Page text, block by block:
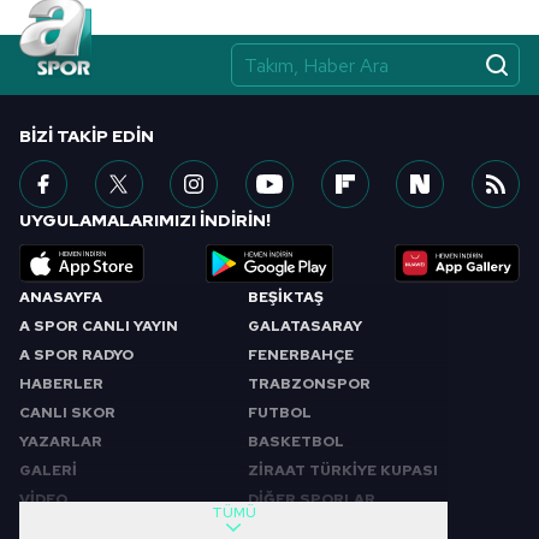
Çerezlere ilişkin tercihlerinizi aşağıda yer alan panel
vasıtasıyla belirleyebilirsiniz. Çerezlere ilişkin detaylı bilgi
için Ayarlar butonuna tıklayabilir, Çerez Bilgilendirme
Metnimiziziyaret edebilirsiniz.
hazırlanmış Aydınlatma Metnimizi okumak ve sitemizde
ilgili mevzuata uygun olarak kullanılan çerezlerle ilgili bilgi
almak için lütfen
tıklayınız
ANASAYFA
A SPOR CANLI YAYIN
A SPOR RADYO
HABERLER
CANLI SKOR
YAZARLAR
GALERİ
VİDEO
BEŞİKTAŞ
GALATASARAY
FENERBAHÇE
TRABZONSPOR
FUTBOL
BASKETBOL
ZİRAAT TÜRKİYE KUPASI
DİĞER SPORLAR
TÜMÜ
BIZI TAKIP EDIN
UYGULAMALARIMIZI İNDİRİN!